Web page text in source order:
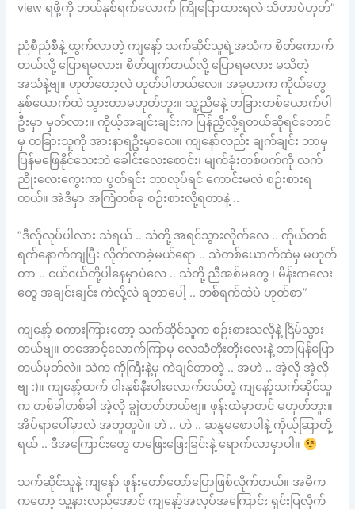
view ရဖို့ကို ဘယ်နှစ်ရက်လောက် ကြိုပြောထားရလဲ သိတာပဲဟုတ်”
ညံစီညံစီနဲ့ ထွက်လာတဲ့ ကျနော့် သက်ဆိုင်သူရဲ့အသံက စိတ်ကောက်
တယ်လို့ ပြောရမလား၊ စိတ်ပျက်တယ်လို့ ပြောရမလား မသိတဲ့
အသံနဲ့ဗျ။ ဟုတ်တော့လဲ ဟုတ်ပါတယ်လေ။ အခုဟာက ကိုယ်တွေ
နှစ်ယောက်ထဲ သွားတာမဟုတ်ဘူး။ သူ့ညီမနဲ့ တခြားတစ်ယောက်ပါ
ဦးမှာ မှတ်လား။ ကိုယ့်အချင်းချင်းက ပြန်ညှိလို့ရတယ်ဆိုရင်တောင်
မှ တခြားသူကို အားနာရဦးမှာလေ။ ကျနော်လည်း ချက်ချင်း ဘာမှ
ပြန်မဖြေနိုင်သေးဘဲ ခေါင်းလေးစောင်း၊ မျက်ခုံးတစ်ဖက်ကို လက်
ညိုးလေးကွေးကာ ပွတ်ရင်း ဘာလုပ်ရင် ကောင်းမလဲ စဉ်းစားရ
တယ်။ အဲဒီမှာ အကြံတစ်ခု စဉ်းစားလို့ရတာနဲ့ ..
“ဒီလိုလုပ်ပါလား သဲရယ် .. သဲတို့ အရင်သွားလိုက်လေ .. ကိုယ်တစ်
ရက်နောက်ကျပြီး လိုက်လာခဲ့မယ်ရော .. သဲတစ်ယောက်ထဲမှ မဟုတ်
တာ .. ငယ်ငယ်တို့ပါနေမှာပဲလေ .. သဲတို့ ညီအစ်မတွေ ၊ မိန်းကလေး
တွေ အချင်းချင်း ကဲလို့လဲ ရတာပေါ့ .. တစ်ရက်ထဲပဲ ဟုတ်စာ”
ကျနော့် စကားကြားတော့ သက်ဆိုင်သူက စဉ်းစားသလိုနဲ့ ငြိမ်သွား
တယ်ဗျ။ တအောင့်လောက်ကြာမှ လေသံတိုးတိုးလေးနဲ့ ဘာပြန်ပြော
တယ်မှတ်လဲ။ သဲက ကိုကြီးနဲ့မှ ကဲချင်တာတဲ့ .. အဟဲ .. အဲ့လို အဲ့လို
ဗျ :)။ ကျနော့်ထက် ငါးနှစ်နီးပါးလောက်ငယ်တဲ့ ကျနော့်သက်ဆိုင်သူ
က တစ်ခါတစ်ခါ အဲ့လို ချွဲတတ်တယ်ဗျ။ ဖုန်းထဲမှာတင် မဟုတ်ဘူး။
အိပ်ရာပေါ်မှာလဲ အတူတူပဲ။ ဟဲ .. ဟဲ .. ဆန္ဒမစောပါနဲ့ ကိုယ့်ဆြာတို့
ရယ် .. ဒီအကြောင်းတွေ တဖြေးဖြေးခြင်းနဲ့ ရောက်လာမှာပါ။
သက်ဆိုင်သူနဲ့ ကျနော် ဖုန်းတော်တော်ပြောဖြစ်လိုက်တယ်။ အဓိက
ကတော့ သူ့နားလည်အောင် ကျနော့်အလုပ်အကြောင်း ရှင်းပြလိုက်